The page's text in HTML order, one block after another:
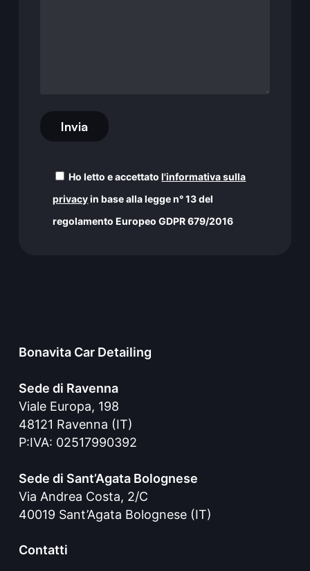
Ho letto e accettatol'informativa sulla
privacyin base alla legge n° 13 del
regolamento Europeo GDPR 679/2016
Bonavita Car Detailing
Sede di Ravenna
Viale Europa, 198
48121 Ravenna (IT)
P:IVA: 02517990392
Sede di Sant’Agata Bolognese
Via Andrea Costa, 2/C
40019 Sant’Agata Bolognese (IT)
Contatti